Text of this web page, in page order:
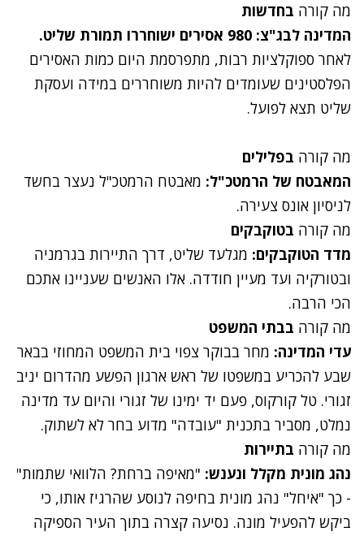
מה קורה בחדשות
המדינה לבג"צ: 980 אסירים ישוחררו תמורת שליט.
לאחר ספוקלציות רבות, מתפרסמת היום כמות האסירים
הפלסטינים שעומדים להיות משוחררים במידה ועסקת
שליט תצא לפועל.
מה קורה בפלילים
המאבטח של הרמטכ"ל: מאבטח הרמטכ"ל נעצר בחשד
לניסיון אונס צעירה.
מה קורה בטוקבקים
מדד הטוקבקים: מגלעד שליט, דרך התיירות בגרמניה
ובטורקיה ועד מעיין חודדה. אלו האנשים שעניינו אתכם
הכי הרבה.
מה קורה בבתי המשפט
עדי המדינה: מחר בבוקר צפוי בית המשפט המחוזי בבאר
שבע להכריע במשפטו של ראש ארגון הפשע מהדרום יניב
זגורי. טל קורקוס, פעם יד ימינו של זגורי והיום עד מדינה
נמלט, מסביר בתכנית "עובדה" מדוע בחר לא לשתוק.
מה קורה בתיירות
נהג מונית מקלל ונענש: "מאיפה ברחת? הלוואי שתמות"
- כך "איחל" נהג מונית בחיפה לנוסע שהרגיז אותו, כי
ביקש להפעיל מונה. נסיעה קצרה בתוך העיר הספיקה